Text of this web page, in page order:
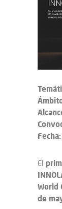
Fecha:
El
World
de